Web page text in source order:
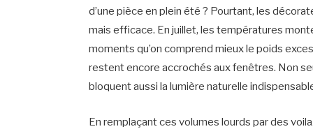
d’une pièce en plein été ? Pourtant, les
mais efficace. En juillet, les températures
moments qu’on comprend mieux le poids
restent encore accrochés aux fenêtres. Non
bloquent aussi la lumière naturelle
En remplaçant ces volumes lourds par des